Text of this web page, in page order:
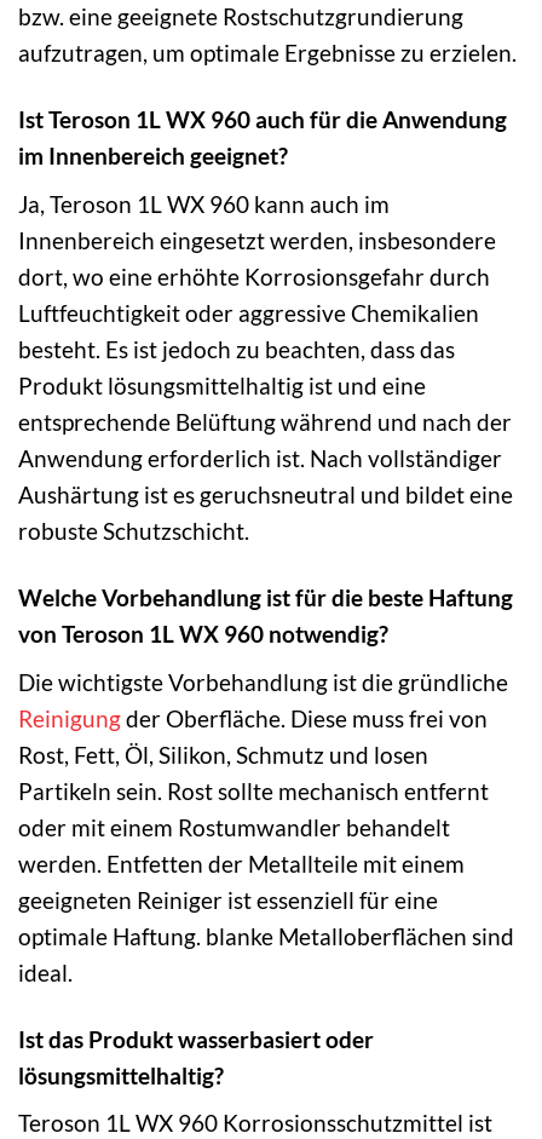
bzw. eine geeignete Rostschutzgrundierung
aufzutragen, um optimale Ergebnisse zu erzielen.
Ist Teroson 1L WX 960 auch für die Anwendung
im Innenbereich geeignet?
Ja, Teroson 1L WX 960 kann auch im
Innenbereich eingesetzt werden, insbesondere
dort, wo eine erhöhte Korrosionsgefahr durch
Luftfeuchtigkeit oder aggressive Chemikalien
besteht. Es ist jedoch zu beachten, dass das
Produkt lösungsmittelhaltig ist und eine
entsprechende Belüftung während und nach der
Anwendung erforderlich ist. Nach vollständiger
Aushärtung ist es geruchsneutral und bildet eine
robuste Schutzschicht.
Welche Vorbehandlung ist für die beste Haftung
von Teroson 1L WX 960 notwendig?
Die wichtigste Vorbehandlung ist die gründliche
Reinigungder Oberfläche. Diese muss frei von
Rost, Fett, Öl, Silikon, Schmutz und losen
Partikeln sein. Rost sollte mechanisch entfernt
oder mit einem Rostumwandler behandelt
werden. Entfetten der Metallteile mit einem
geeigneten Reiniger ist essenziell für eine
optimale Haftung. blanke Metalloberflächen sind
ideal.
Ist das Produkt wasserbasiert oder
lösungsmittelhaltig?
Teroson 1L WX 960 Korrosionsschutzmittel ist